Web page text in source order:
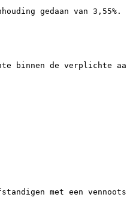
gedaan van 3,55%.
de verplichte
met een